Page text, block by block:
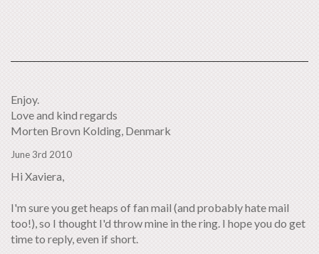
Enjoy.
Love and kind regards
Morten Brovn Kolding, Denmark
June 3rd 2010
Hi Xaviera,
I'm sure you get heaps of fan mail (and probably hate mail
too!), so I thought I'd throw mine in the ring. I hope you do get
time to reply, even if short.